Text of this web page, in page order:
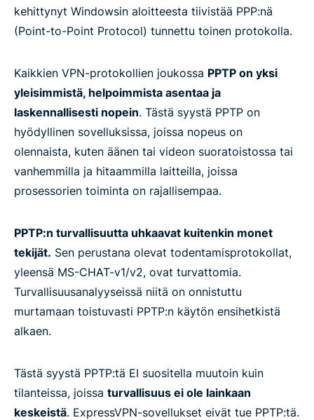
kehittynyt Windowsin aloitteesta tiivistää PPP:nä
(Point-to-Point Protocol) tunnettu toinen protokolla.
Kaikkien VPN-protokollien joukossa PPTP on yksi
yleisimmistä, helpoimmista asentaa ja
laskennallisesti nopein. Tästä syystä PPTP on
hyödyllinen sovelluksissa, joissa nopeus on
olennaista, kuten äänen tai videon suoratoistossa tai
vanhemmilla ja hitaammilla laitteilla, joissa
prosessorien toiminta on rajallisempaa.
PPTP:n turvallisuutta uhkaavat kuitenkin monet
tekijät. Sen perustana olevat todentamisprotokollat,
yleensä MS-CHAT-v1/v2, ovat turvattomia.
Turvallisuusanalyyseissä niitä on onnistuttu
murtamaan toistuvasti PPTP:n käytön ensihetkistä
alkaen.
Tästä syystä PPTP:tä EI suositella muutoin kuin
tilanteissa, joissa turvallisuus ei ole lainkaan
keskeistä. ExpressVPN-sovellukset eivät tue PPTP:tä.